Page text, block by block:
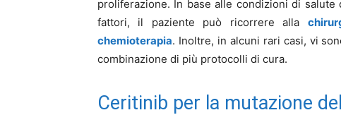
proliferazione. In base alle condizioni di
fattori, il paziente può ricorrere alla
chemioterapia. Inoltre, in alcuni rari casi, vi
combinazione di più protocolli di cura.
Ceritinib per la mutazione